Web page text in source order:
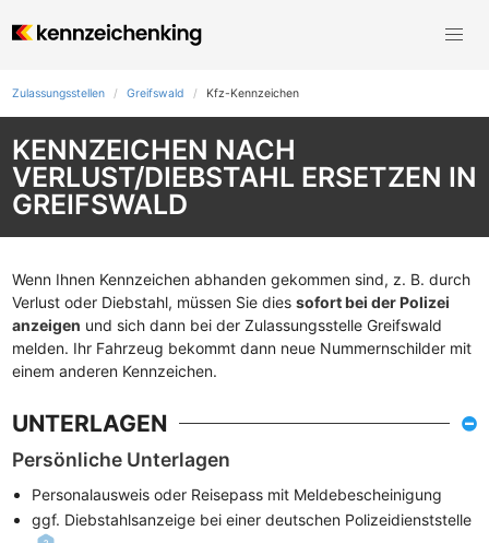
Zulassungsstellen Greifswald Kfz-Kennzeichen
KENNZEICHEN NACH
VERLUST/DIEBSTAHL ERSETZEN IN
GREIFSWALD
Wenn Ihnen Kennzeichen abhanden gekommen sind, z. B. durch
Verlust oder Diebstahl, müssen Sie dies sofort bei der Polizei
anzeigen und sich dann bei der Zulassungsstelle Greifswald
melden. Ihr Fahrzeug bekommt dann neue Nummernschilder mit
einem anderen Kennzeichen.
UNTERLAGEN
Persönliche Unterlagen
Personalausweis oder Reisepass mit Meldebescheinigung
ggf. Diebstahlsanzeige bei einer deutschen Polizeidienststelle